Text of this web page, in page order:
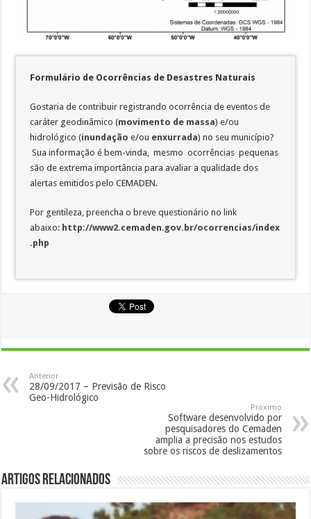
Formulário de Ocorrências de Desastres Naturais
Gostaria de contribuir registrando ocorrência de eventos de
caráter geodinâmico (movimento de massa) e/ou
hidrológico (inundaçãoe/ou enxurrada) no seu município?
Sua informação é bem-vinda, mesmo ocorrências pequenas
são de extrema importância para avaliar a qualidade dos
alertas emitidos pelo CEMADEN.
Por gentileza, preencha o breve questionário no link
abaixo: http://www2.cemaden.gov.br/ocorrencias/index
.php
Anterior
28/09/2017 – Previsão de Risco
Geo-Hidrológico
Proximo
Software desenvolvido por
pesquisadores do Cemaden
amplia a precisão nos estudos
sobre os riscos de deslizamentos
Artigos Relacionados